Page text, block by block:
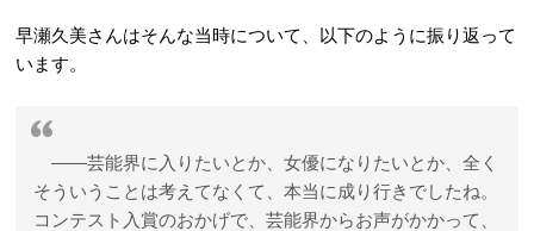
早瀬久美さんはそんな当時について、以下のように振り返って
います。
――芸能界に入りたいとか、女優になりたいとか、全く
そういうことは考えてなくて、本当に成り行きでしたね。
コンテスト入賞のおかげで、芸能界からお声がかかって、